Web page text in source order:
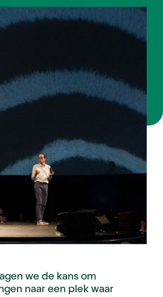
we de kans om
naar een plek waar